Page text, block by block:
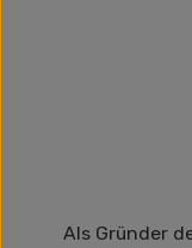
Als Gründer